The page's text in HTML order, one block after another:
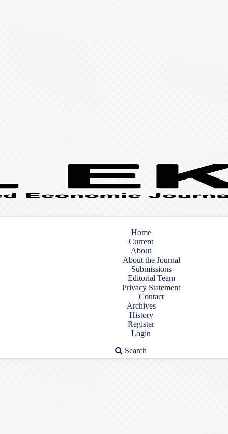
Home
Current
About
About the Journal
Submissions
Editorial Team
Privacy Statement
Contact
Archives
History
Register
Login
Search